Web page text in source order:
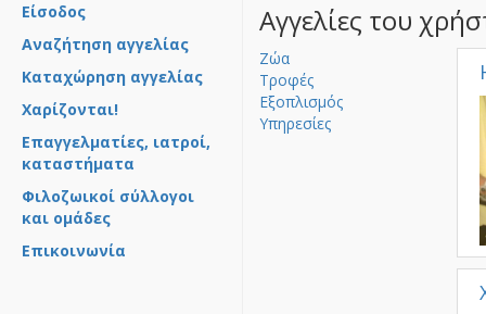
Είσοδος
Αναζήτηση αγγελίας
Καταχώρηση αγγελίας
Χαρίζονται!
Επαγγελματίες, ιατροί,
καταστήματα
Φιλοζωικοί σύλλογοι
και ομάδες
Επικοινωνία
Αγγελίες του
Ζώα
Τροφές
Εξοπλισμός
Υπηρεσίες